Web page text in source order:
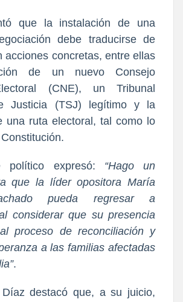
que la instalación de una
debe traducirse de
acciones concretas, entre ellas
de un nuevo Consejo
(CNE), un Tribunal
Justicia (TSJ) legítimo y la
una ruta electoral, tal como lo
político expresó: “Hago un
que la líder opositora María
pueda regresar a
considerar que su presencia
proceso de reconciliación y
a las familias afectadas
.
Díaz destacó que, a su juicio,